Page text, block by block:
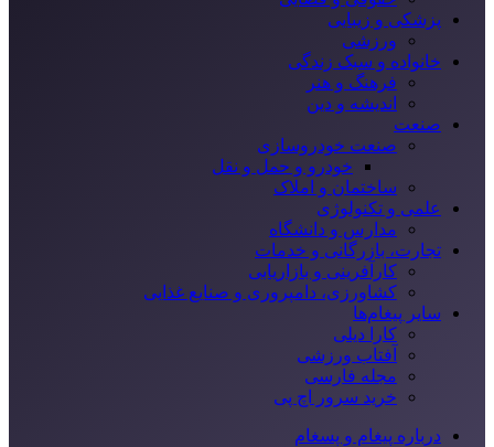
پزشکی و زیبایی
ورزشی
خانواده و سبک زندگی
فرهنگ و هنر
اندیشه و دین
صنعت
صنعت خودروسازی
خودرو و حمل و نقل
ساختمان و املاک
علمی و تکنولوژی
مدارس و دانشگاه
تجارت، بازرگانی و خدمات
کارآفرینی و بازاریابی
کشاورزی، دامپروری و صنایع غذایی
سایر پیغام‌ها
کارا دیلی
آفتاب ورزشی
مجله فارسی
خرید سرور اچ پی
درباره پیغام و پسغام